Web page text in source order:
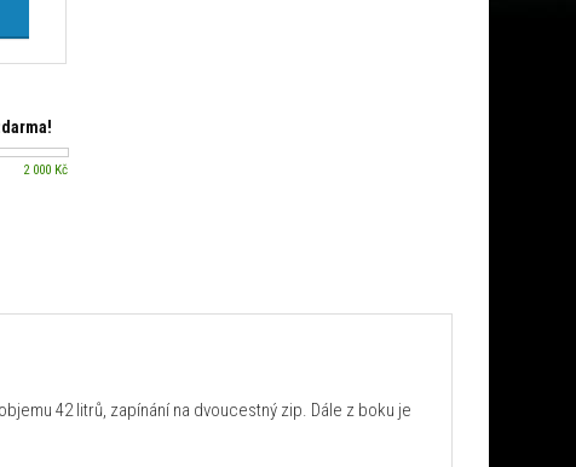
2 000 Kč
42 litrů, zapínání na dvoucestný zip. Dále z boku je